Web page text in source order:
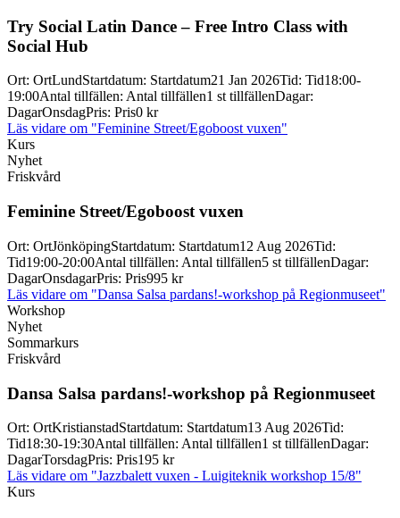
Try Social Latin Dance – Free Intro Class with
Social Hub
Ort: OrtLundStartdatum: Startdatum21 Jan 2026Tid: Tid18:00-
19:00Antal tillfällen: Antal tillfällen1 st tillfällenDagar:
DagarOnsdagPris: Pris0 kr
Läs vidare om "Feminine Street/Egoboost vuxen"
Kurs
Nyhet
Friskvård
Feminine Street/Egoboost vuxen
Ort: OrtJönköpingStartdatum: Startdatum12 Aug 2026Tid:
Tid19:00-20:00Antal tillfällen: Antal tillfällen5 st tillfällenDagar:
DagarOnsdagarPris: Pris995 kr
Läs vidare om "Dansa Salsa pardans!-workshop på Regionmuseet"
Workshop
Nyhet
Sommarkurs
Friskvård
Dansa Salsa pardans!-workshop på Regionmuseet
Ort: OrtKristianstadStartdatum: Startdatum13 Aug 2026Tid:
Tid18:30-19:30Antal tillfällen: Antal tillfällen1 st tillfällenDagar:
DagarTorsdagPris: Pris195 kr
Läs vidare om "Jazzbalett vuxen - Luigiteknik workshop 15/8"
Kurs